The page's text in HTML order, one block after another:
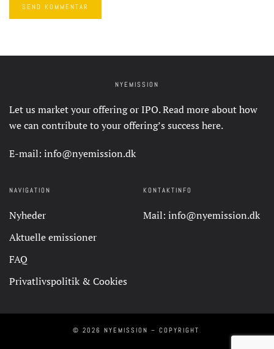
SEND KOMMENTAR
NYEMISSION
Let us market your offering or IPO. Read more about how
we can contribute to your offering’s success here.
E-mail: info@nyemission.dk
NAVIGATION
Nyheder
Aktuelle emissioner
FAQ
Privatlivspolitik & Cookies
KONTAKTINFO
Mail: info@nyemission.dk
© 2026 NYEMISSION – COPYRIGHT .